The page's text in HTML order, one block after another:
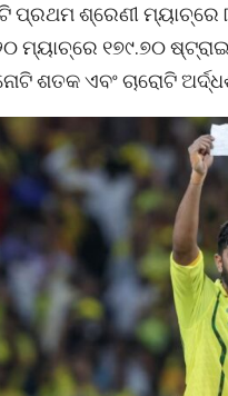
ପ୍ରଥମ ଶ୍ରେଣୀ
ମ୍ୟାଚ୍‌ରେ ୧୭୯.୭୦
ଶତକ ଏବଂ ଚାରୋଟି